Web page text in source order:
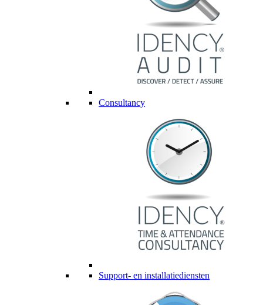
Consultancy
Support- en installatiediensten